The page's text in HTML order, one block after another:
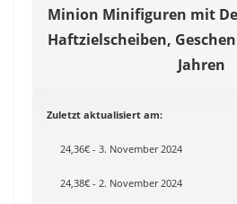
Minion Minifiguren mit
Haftzielscheiben,
Jahren
Zuletzt aktualisiert am:
24,36€ - 3. November 2024
24,38€ - 2. November 2024